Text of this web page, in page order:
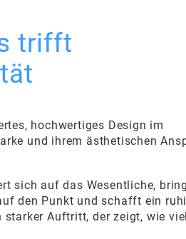
trifft
hochwertiges Design im
und ihrem ästhetischen
sich auf das Wesentliche,
den Punkt und schafft ein
starker Auftritt, der zeigt, wie